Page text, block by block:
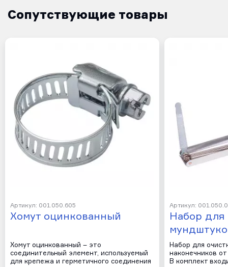
Сопутствующие товары
Артикул: 001.050.605
Хомут оцинкованный
Хомут оцинкованный – это
соединительный элемент, используемый
для крепежа и герметичного соединения
Артикул:
Набор для
Набор для
наконечников
В комплект